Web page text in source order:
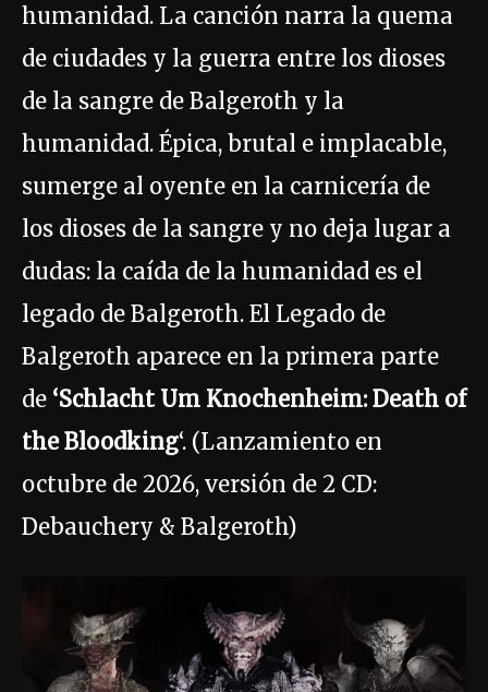
humanidad. La canción narra la quema
de ciudades y la guerra entre los dioses
de la sangre de Balgeroth y la
humanidad. Épica, brutal e implacable,
sumerge al oyente en la carnicería de
los dioses de la sangre y no deja lugar a
dudas: la caída de la humanidad es el
legado de Balgeroth. El Legado de
Balgeroth aparece en la primera parte
de ‘Schlacht Um Knochenheim: Death of
the Bloodking‘. (Lanzamiento en
octubre de 2026, versión de 2 CD:
Debauchery & Balgeroth)